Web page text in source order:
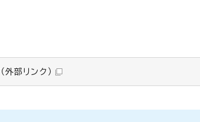
（外部リンク）